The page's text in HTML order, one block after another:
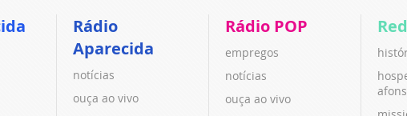
Rádio
Aparecida
notícias
ouça ao vivo
Rádio POP
empregos
notícias
ouça ao vivo